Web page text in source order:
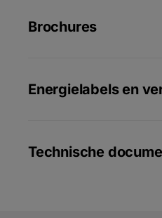
Brochures
Energielabels en
Technische